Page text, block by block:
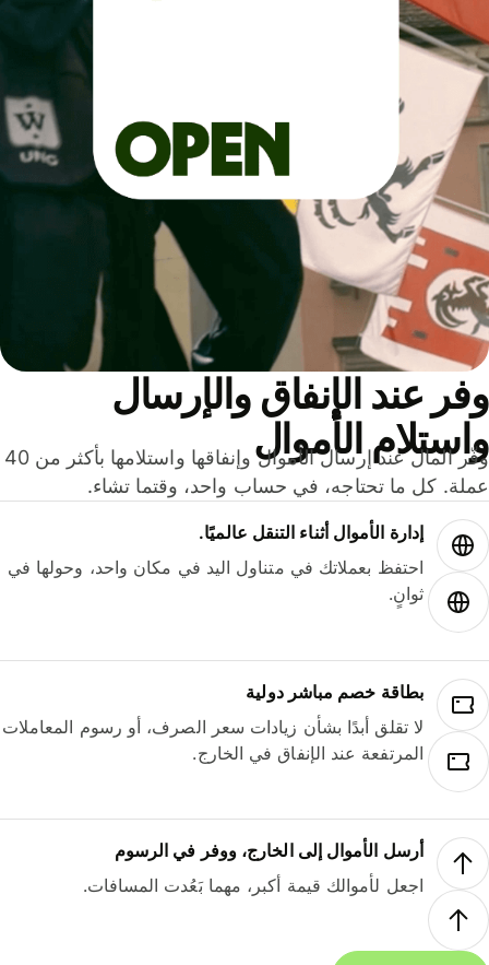
عند الإنفاق والإرسال
الأموال
وفّر المال عند إرسال الأموال وإنفاقها واستلامها بأكثر من 40
كل ما تحتاجه، في حساب واحد، وقتما تشاء.
إدارة الأموال أثناء التنقل عالميًا.
احتفظ بعملاتك في متناول اليد في مكان واحد، وحولها في
ثوانٍ.
بطاقة خصم مباشر دولية
لا تقلق أبدًا بشأن زيادات سعر الصرف، أو رسوم المعاملات
المرتفعة عند الإنفاق في الخارج.
أرسل الأموال إلى الخارج، ووفر في الرسوم
اجعل لأموالك قيمة أكبر، مهما بَعُدت المسافات.